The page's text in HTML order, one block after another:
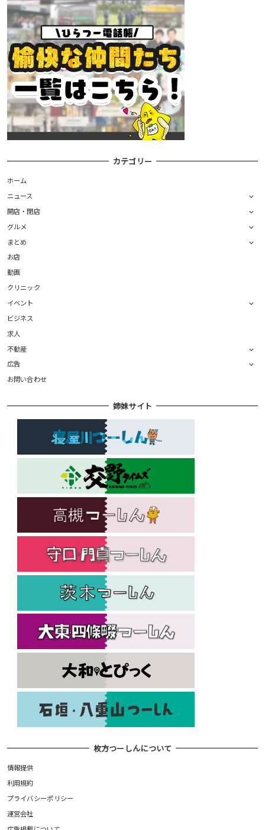
カテゴリー
ホーム
ニュース
開店・閉店
グルメ
まとめ
お店
動画
クリニック
イベント
ビジネス
求人
不動産
広告
お問い合わせ
姉妹サイト
枚方つーしんについて
情報提供
利用規約
プライバシーポリシー
運営会社